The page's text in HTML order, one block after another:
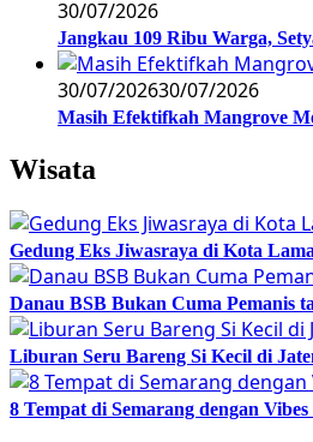
30/07/2026
Jangkau 109 Ribu Warga,
30/07/202630/07/2026
Masih Efektifkah Mangrove
Wisata
Gedung Eks Jiwasraya di Kota
Danau BSB Bukan Cuma Pemanis
Liburan Seru Bareng Si Kecil di
8 Tempat di Semarang dengan